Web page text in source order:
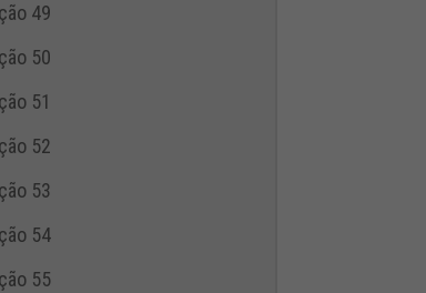
49
50
51
52
53
54
55